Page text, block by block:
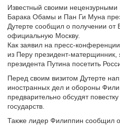
Известный своими
Барака Обамы и Пан Ги Муна
Дутерте сообщил о получении от
официальную Москву.
Как заявил на пресс-
из Перу президент-
президента Путина посетить
Перед своим визитом Дутерте
иностранных дел и обороны
предварительно обсудят
государств.
Также лидер Филиппин сообщил